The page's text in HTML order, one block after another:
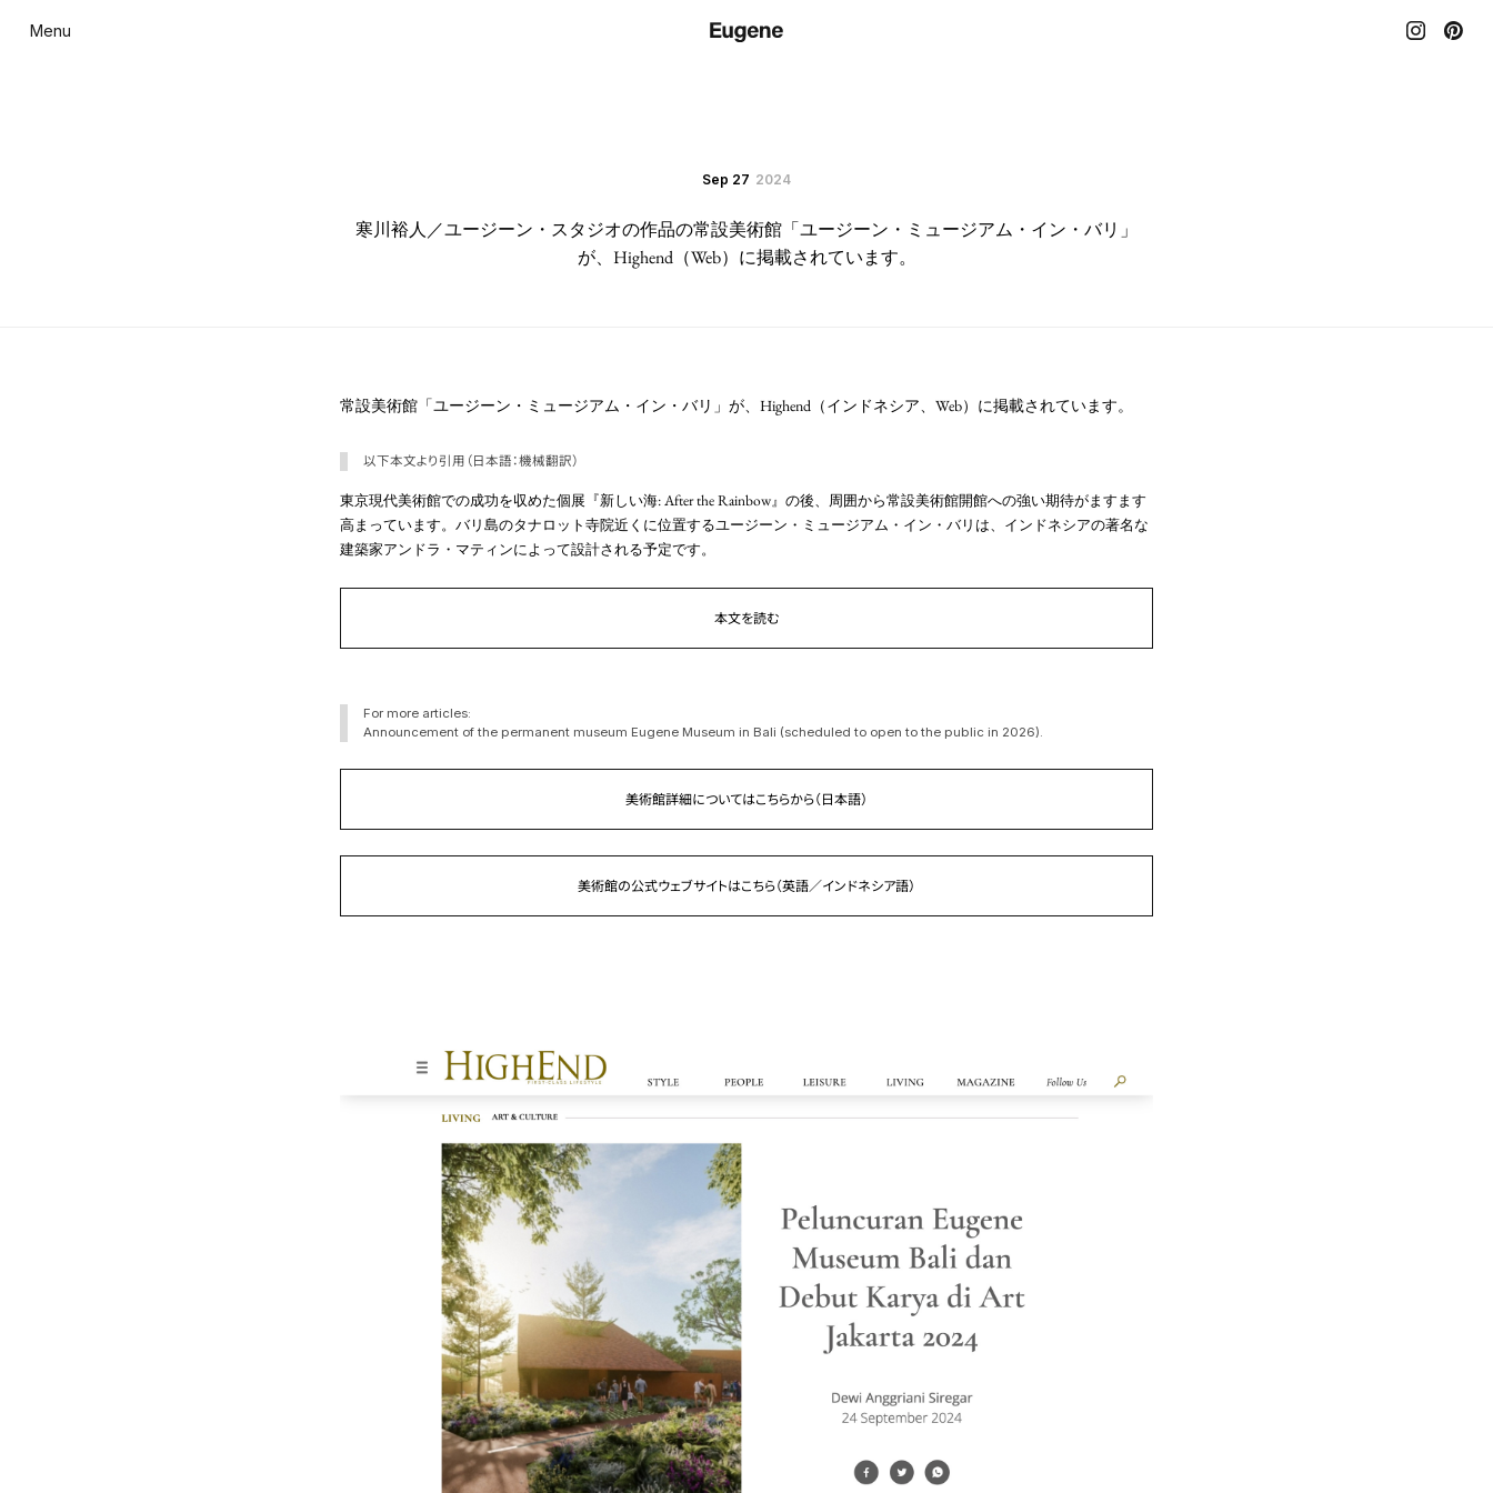
Menu
Sep 27 2024
寒川裕人／ユージーン・スタジオの作品の常設美術館「ユージーン・ミュージアム・イン・バリ」
が、Highend（Web）に掲載されています。
常設美術館「ユージーン・ミュージアム・イン・バリ」が、Highend（インドネシア、Web）に掲載されています。
以下本文より引用（日本語：機械翻訳）
東京現代美術館での成功を収めた個展『新しい海: After the Rainbow』の後、周囲から常設美術館開館への強い期待がますます
高まっています。バリ島のタナロット寺院近くに位置するユージーン・ミュージアム・イン・バリは、インドネシアの著名な
建築家アンドラ・マティンによって設計される予定です。
本文を読む
For more articles:
Announcement of the permanent museum Eugene Museum in Bali (scheduled to open to the public in 2026).
美術館詳細についてはこちらから（日本語）
美術館の公式ウェブサイトはこちら（英語／インドネシア語）